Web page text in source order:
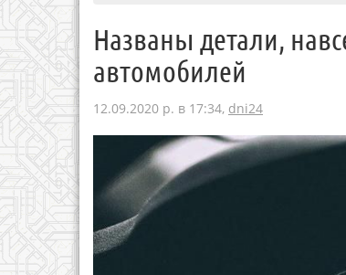
Названы детали,
автомобилей
12.09.2020 р. в 17:34, dni24